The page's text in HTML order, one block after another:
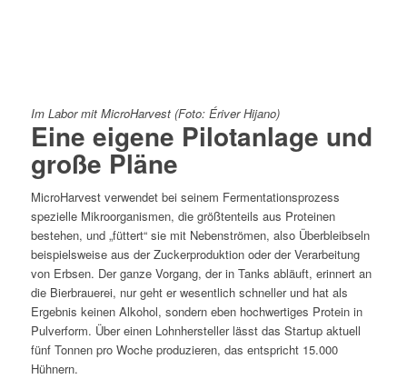
Im Labor mit MicroHarvest (Foto: Ériver Hijano)
Eine eigene Pilotanlage und
große Pläne
MicroHarvest verwendet bei seinem Fermentationsprozess
spezielle Mikroorganismen, die größtenteils aus Proteinen
bestehen, und „füttert“ sie mit Nebenströmen, also Überbleibseln
beispielsweise aus der Zuckerproduktion oder der Verarbeitung
von Erbsen. Der ganze Vorgang, der in Tanks abläuft, erinnert an
die Bierbrauerei, nur geht er wesentlich schneller und hat als
Ergebnis keinen Alkohol, sondern eben hochwertiges Protein in
Pulverform. Über einen Lohnhersteller lässt das Startup aktuell
fünf Tonnen pro Woche produzieren, das entspricht 15.000
Hühnern.